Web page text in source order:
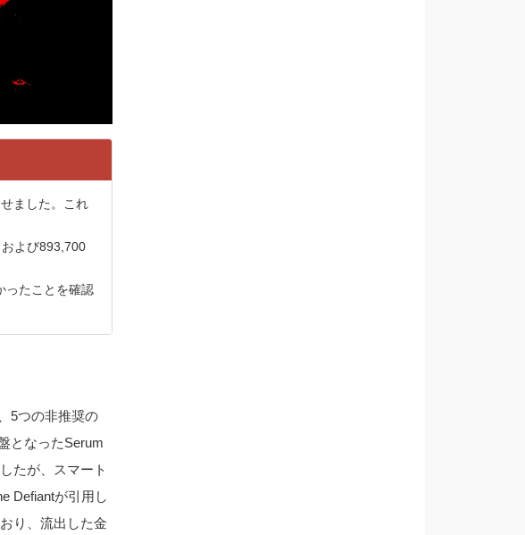
ました。これ
よび893,700
ったことを確認
5つの非推奨の
となったSerum
たが、スマート
Defiantが引用し
り、流出した金